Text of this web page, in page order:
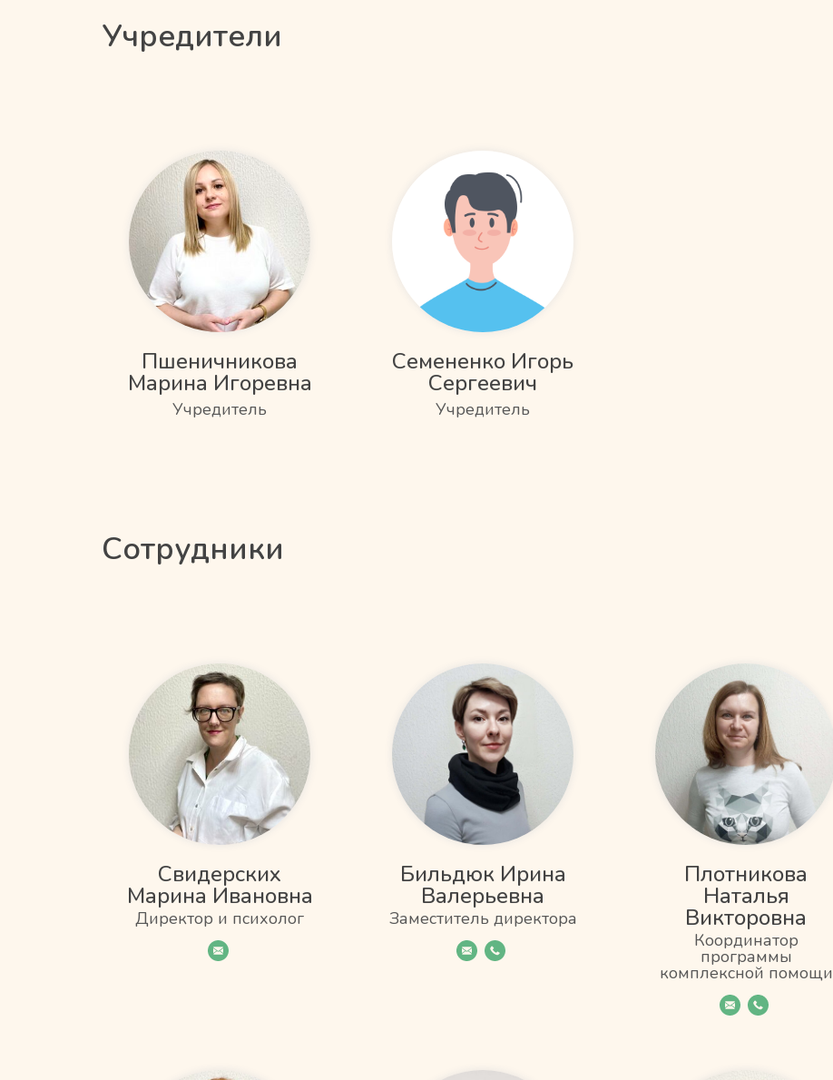
Учредители
Пшеничникова
Марина Игоревна
Учредитель
Семененко Игорь
Сергеевич
Учредитель
Сотрудники
Свидерских
Марина Ивановна
Директор и психолог
Бильдюк Ирина
Валерьевна
Заместитель директора
Плотникова
Наталья
Викторовна
Координатор
программы
комплексной помощи